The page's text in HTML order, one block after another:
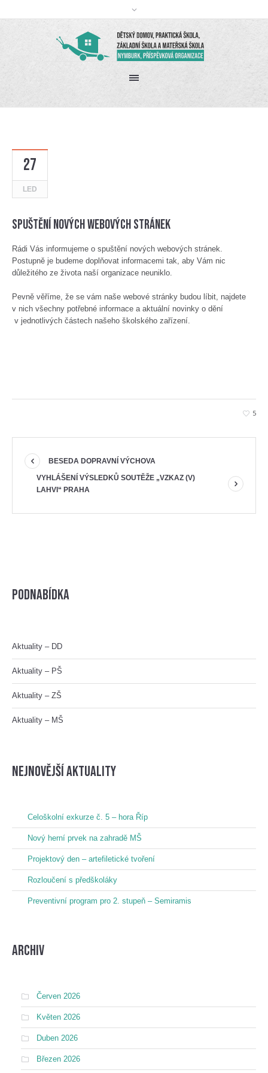
27
LED
Spuštění nových webových stránek
Rádi Vás informujeme o spuštění nových webových stránek.
Postupně je budeme doplňovat informacemi tak, aby Vám nic
důležitého ze života naší organizace neuniklo.
Pevně věříme, že se vám naše webové stránky budou líbit, najdete
v nich všechny potřebné informace a aktuální novinky o dění
v jednotlivých částech našeho školského zařízení.
5
BESEDA DOPRAVNÍ VÝCHOVA
VYHLÁŠENÍ VÝSLEDKŮ SOUTĚŽE „VZKAZ (V)
LAHVI“ PRAHA
Podnabídka
Aktuality – DD
Aktuality – PŠ
Aktuality – ZŠ
Aktuality – MŠ
nejnovější aktuality
Celoškolní exkurze č. 5 – hora Říp
Nový herní prvek na zahradě MŠ
Projektový den – artefiletické tvoření
Rozloučení s předškoláky
Preventivní program pro 2. stupeň – Semiramis
Archiv
Červen 2026
Květen 2026
Duben 2026
Březen 2026